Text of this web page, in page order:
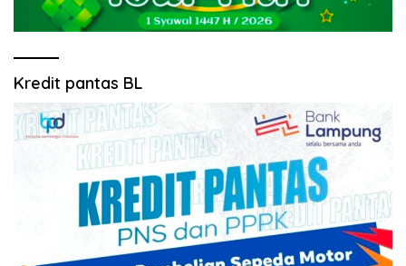
Kredit pantas BL